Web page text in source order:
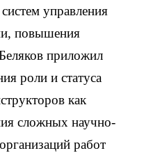
управления
повышения
приложил
роли и статуса
как
сложных научно-
работ